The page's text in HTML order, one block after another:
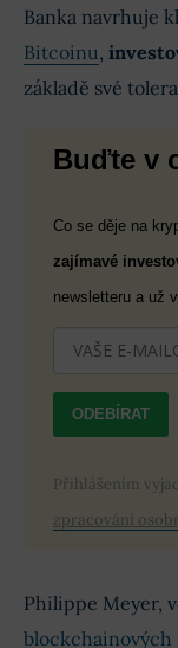
Banka navrhuje
Bitcoinu,
základě své
Buďte v
Co se děje na
zajímavé
newsletteru a už
ODEBÍRAT
Přihlášením
zpracování
Philippe Meyer,
blockchainových